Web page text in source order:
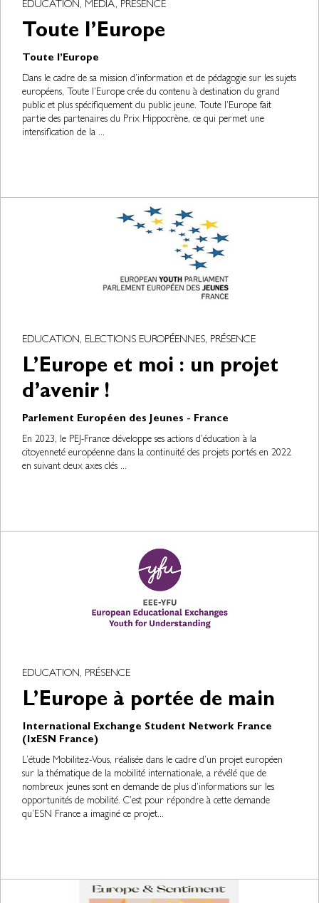
EDUCATION, MÉDIA, PRÉSENCE
Toute l’Europe
Toute l’Europe
Dans le cadre de sa mission d’information et de pédagogie sur les sujets
européens, Toute l’Europe crée du contenu à destination du grand
public et plus spécifiquement du public jeune. Toute l’Europe fait
partie des partenaires du Prix Hippocrène, ce qui permet une
intensification de la ...
EDUCATION, ELECTIONS EUROPÉENNES, PRÉSENCE
L’Europe et moi : un projet
d’avenir !
Parlement Européen des Jeunes - France
En 2023, le PEJ-France développe ses actions d’éducation à la
citoyenneté européenne dans la continuité des projets portés en 2022
en suivant deux axes clés ...
EDUCATION, PRÉSENCE
L’Europe à portée de main
International Exchange Student Network France
(IxESN France)
L’étude Mobilitez-Vous, réalisée dans le cadre d’un projet européen
sur la thématique de la mobilité internationale, a révélé que de
nombreux jeunes sont en demande de plus d’informations sur les
opportunités de mobilité. C’est pour répondre à cette demande
qu’ESN France a imaginé ce projet...